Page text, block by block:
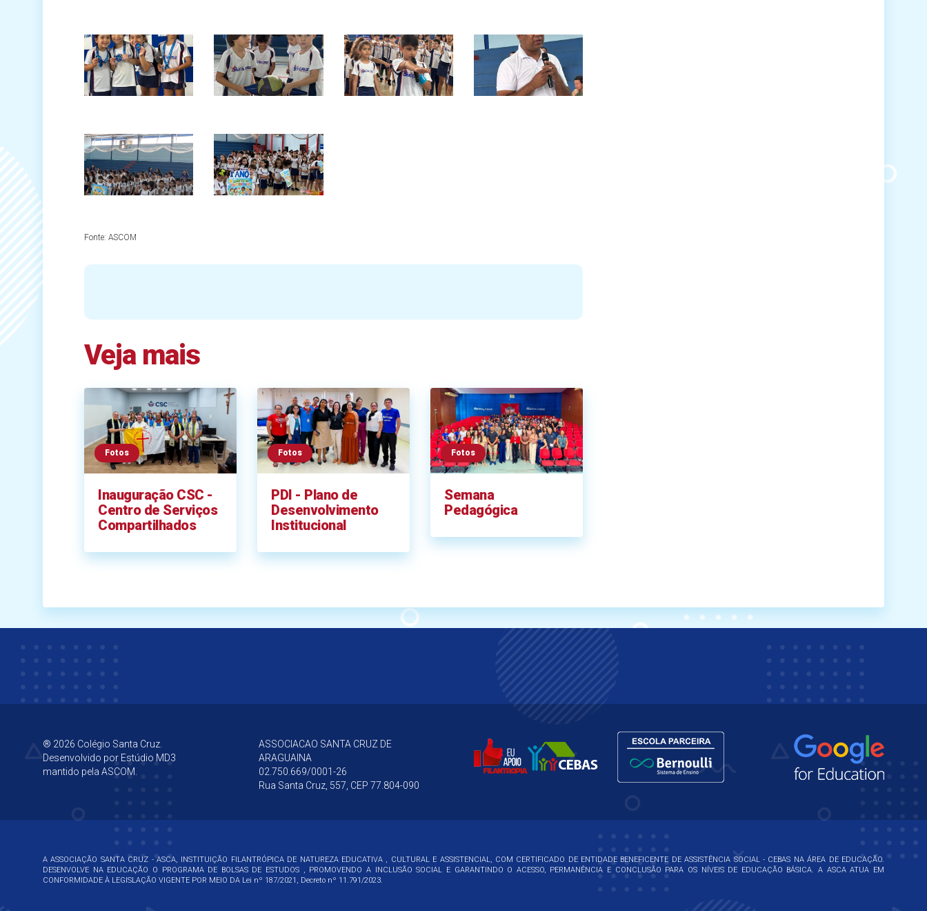
Fonte: ASCOM
Veja mais
Fotos
Inauguração CSC -
Centro de Serviços
Compartilhados
Fotos
PDI - Plano de
Desenvolvimento
Institucional
Fotos
Semana
Pedagógica
® 2026 Colégio Santa Cruz.
Desenvolvido por Estúdio MD3
mantido pela ASCOM.
ASSOCIACAO SANTA CRUZ DE
ARAGUAINA
02.750.669/0001-26
Rua Santa Cruz, 557, CEP 77.804-090
A ASSOCIAÇÃO SANTA CRUZ - ASCA, INSTITUIÇÃO FILANTRÓPICA DE NATUREZA EDUCATIVA , CULTURAL E ASSISTENCIAL, COM CERTIFICADO DE ENTIDADE BENEFICENTE DE ASSISTÊNCIA SOCIAL - CEBAS NA ÁREA DE EDUCAÇÃO.
DESENVOLVE NA EDUCAÇÃO O PROGRAMA DE BOLSAS DE ESTUDOS , PROMOVENDO A INCLUSÃO SOCIAL E GARANTINDO O ACESSO, PERMANÊNCIA E CONCLUSÃO PARA OS NÍVEIS DE EDUCAÇÃO BÁSICA. A ASCA ATUA EM
CONFORMIDADE À LEGISLAÇÃO VIGENTE POR MEIO DA Lei nº 187/2021, Decreto nº 11.791/2023.